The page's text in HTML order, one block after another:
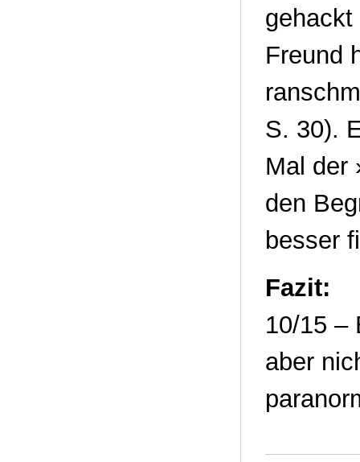
Freund
S. 30).
Mal der
den
besser
Fazit:
10/15 –
aber